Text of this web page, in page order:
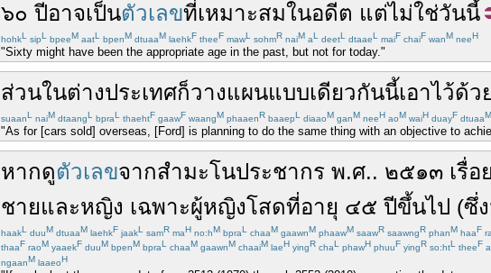
๖๐ ปีอาจเป็นตัวเลขที่เหมาะสมในอดีต แต่ไม่ใช่วันนี้
hohkL sipL bpeeM aatL bpenM dtuaaM laehkF theeF mawL sohmR naiM aL deetL dtaaeL maiF chaiF wanM neeH
"Sixty might have been the appropriate age in the past, but not for today."
ส่วนในต่างประเทศก็วางแผนแบบเดียวกันนี้เอาไว้ด้ว
suaanL naiM dtaangL bpraL thaehtF gaawF waangM phaaenR baaepL diaaoM ganM neeH aoM waiH duayF dtuaaM
"As for [cars sold] overseas, [Ford] is planning to do the same thing with an objective to
หากดูตัวเลขจากสำมะโนประชากร พ.ศ.. ๒๕๑๓ เรื่อ
ชายและหญิง เฉพาะผู้หญิงโสดที่อายุ ๔๕ ปีขึ้นไป (ซึ่ง
haakL duuM dtuaaM laehkF jaakL samR maH no:hM bpraL chaaM gaawnM phaawM saawR saawngR phanM haaF
thaaF raoM yaaekF duuM bpenM bpraL chaaM gaawnM chaaiM laeH yingR chaL phawH phuuF yingR so:htL theeF
ngaanM laaeoH